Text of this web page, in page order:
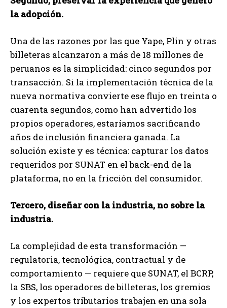
la adopción.
Una de las razones por las que Yape, Plin y otras
billeteras alcanzaron a más de 18 millones de
peruanos es la simplicidad: cinco segundos por
transacción. Si la implementación técnica de la
nueva normativa convierte ese flujo en treinta o
cuarenta segundos, como han advertido los
propios operadores, estaríamos sacrificando
años de inclusión financiera ganada. La
solución existe y es técnica: capturar los datos
requeridos por SUNAT en el back-end de la
plataforma, no en la fricción del consumidor.
Tercero, diseñar con la industria, no sobre la
industria.
La complejidad de esta transformación —
regulatoria, tecnológica, contractual y de
comportamiento — requiere que SUNAT, el BCRP,
la SBS, los operadores de billeteras, los gremios
y los expertos tributarios trabajen en una sola